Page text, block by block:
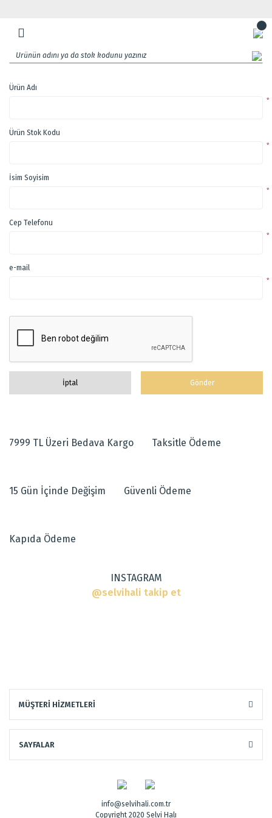
Ürün Adı
*
Ürün Stok Kodu
*
İsim Soyisim
*
Cep Telefonu
*
e-mail
*
İptal Gönder
7999 TL Üzeri Bedava Kargo Taksitle Ödeme
15 Gün İçinde Değişim Güvenli Ödeme
Kapıda Ödeme
INSTAGRAM
@selvihali takip et
MÜŞTERİ HİZMETLERİ
SAYFALAR
info@selvihali.com.tr
Copyright 2020 Selvi Halı